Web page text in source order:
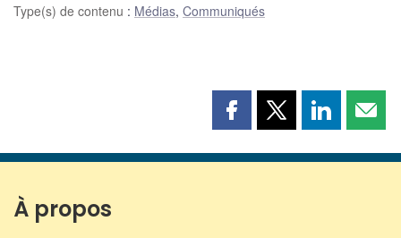
Type(s) de contenu : Médias, Communiqués
Partager
page
Partager
page
Partager
page page
À propos